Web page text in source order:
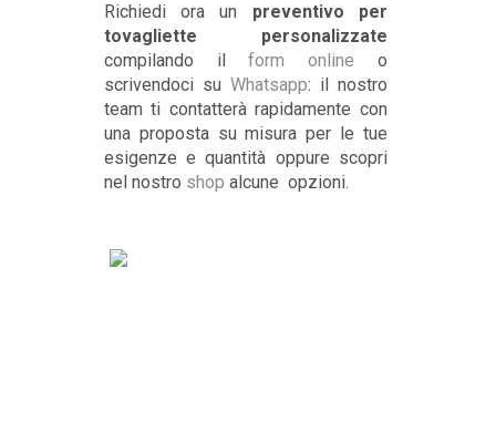
Richiedi ora un preventivo per
tovagliette personalizzate
compilando ilform online o
scrivendoci su Whatsapp: il nostro
team ti contatterà rapidamente con
una proposta su misura per le tue
esigenze e quantità oppure scopri
nel nostro shop alcune opzioni.